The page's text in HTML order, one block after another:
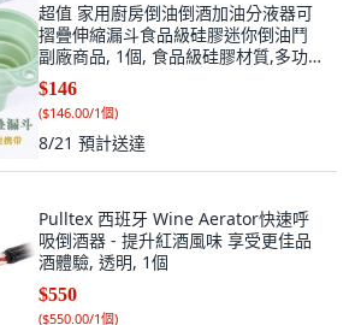
超值 家用廚房倒油倒酒加油分液器可
摺疊伸縮漏斗食品級硅膠迷你倒油鬥
副廠商品, 1個, 食品級硅膠材質,多功能
用 :硅膠漏斗1個
$146
($146.00/1個)
8/21 預計送達
Pulltex 西班牙 Wine Aerator快速呼
吸倒酒器 - 提升紅酒風味 享受更佳品
酒體驗, 透明, 1個
$550
($550.00/1個)